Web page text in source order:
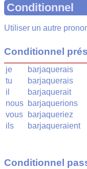
Conditionnel
Utiliser un autre
Conditionnel
je
barjaquerais
tu
barjaquerais
il
barjaquerait
nous barjaquerions
vous
barjaqueriez
ils
barjaqueraient
Conditionnel